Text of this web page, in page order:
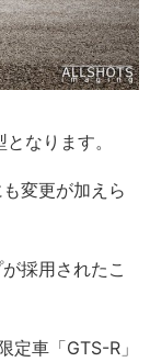
なります。
変更が加えら
採用されたこ
定車「GTS-R」